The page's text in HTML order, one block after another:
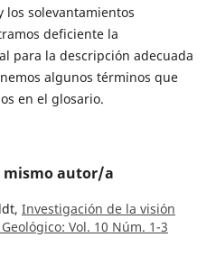
los solevantamientos
deficiente la
para la descripción adecuada
algunos términos que
en el glosario.
mismo autor/a
Investigación de la visión
Vol. 10 Núm. 1-3